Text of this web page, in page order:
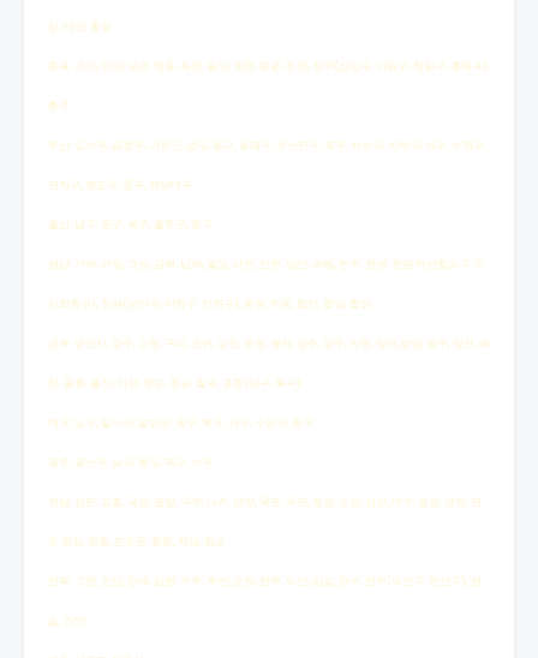
양, 태안, 홍성
충북: 괴산, 단양, 보은, 영동, 옥천, 음성, 제천, 증평, 진천, 청주(상당구, 서원구, 청원구, 흥덕구),
충주
부산: 강서구, 금정구, 기장군, 남구, 동구, 동래구, 부산진구, 북구, 사상구, 사하구, 서구, 수영구,
연제구, 영도구, 중구, 해운대구
울산: 남구, 동구, 북구, 울주군, 중구
경남: 거제, 거창, 고성, 김해, 남해, 밀양, 사천, 산청, 양산, 의령, 진주, 창녕, 창원 마산합포구, 마
산회원구), 창원(성산구, 의창구, 진해구), 통영, 하동, 함안, 함양, 합천
경북: 경산시, 경주, 고령, 구미, 군위, 김천, 문경, 봉화, 상주, 성주, 안동, 영덕,영양, 영주, 영천, 예
천, 울릉, 울진, 의성, 청도, 청송, 칠곡, 포항(남구, 북구)
대구: 남구, 달서구, 달성군, 동구, 북구, 서구, 수성구, 중구
광주: 광산구, 남구, 동구, 북구, 서구,
전남: 강진, 고흥, 곡성, 광양, 구례, 나주, 담양, 목포, 무안, 보성, 순천, 신안, 여수, 영광, 영암, 완
도 장성, 장흥, 진도군, 함평, 해남, 화순
전북: 고창, 군산, 김제, 남원, 무주, 부안, 순창, 완주, 익산, 임실, 장수, 전주(덕진구, 완산구), 정
읍, 진안